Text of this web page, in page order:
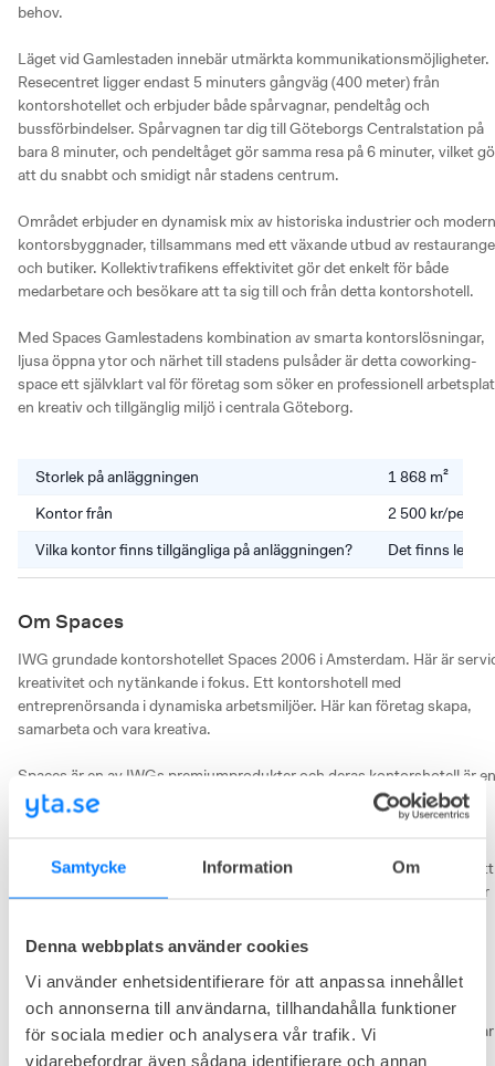
Samtycke Information Om
Denna webbplats använder cookies
Vi använder enhetsidentifierare för att anpassa innehållet
och annonserna till användarna, tillhandahålla funktioner
för sociala medier och analysera vår trafik. Vi
vidarebefordrar även sådana identifierare och annan
behov.
Läget vid Gamlestaden innebär utmärkta kommunikationsmöjligheter.
Resecentret ligger endast 5 minuters gångväg (400 meter) från
kontorshotellet och erbjuder både spårvagnar, pendeltåg och
bussförbindelser. Spårvagnen tar dig till Göteborgs Centralstation på
bara 8 minuter, och pendeltåget gör samma resa på 6 minuter, vilket
att du snabbt och smidigt når stadens centrum.
Området erbjuder en dynamisk mix av historiska industrier och
kontorsbyggnader, tillsammans med ett växande utbud av
och butiker. Kollektivtrafikens effektivitet gör det enkelt för både
medarbetare och besökare att ta sig till och från detta kontorshotell.
Med Spaces Gamlestadens kombination av smarta kontorslösningar,
ljusa öppna ytor och närhet till stadens pulsåder är detta coworking-
space ett självklart val för företag som söker en professionell
en kreativ och tillgänglig miljö i centrala Göteborg.
Storlek på anläggningen
1 868 m²
Kontor från
2 500 kr/
Vilka kontor finns tillgängliga på anläggningen?
Det finns
Om Spaces
IWG grundade kontorshotellet Spaces 2006 i Amsterdam. Här är
kreativitet och nytänkande i fokus. Ett kontorshotell med
entreprenörsanda i dynamiska arbetsmiljöer. Här kan företag skapa,
samarbeta och vara kreativa.
Spaces är en av IWGs premiumprodukter och deras kontorshotell är en
must see.
globetrotters  Idag finns Spaces på fler än 270 adresser och i stort sett
över hela världen. Oavsett om du arbetar själv, har ett litet team eller är
organisationer.
IWG är världens största globala kontorshotellsgrupp med flera
coworking spaces och kontorshotell anslutna till sig så som Regus,
Spaces, No18, Basepoint, Open Office och Signature by Regus. De var
en av de första i världen att att lansera ett så kallat shared workspace.